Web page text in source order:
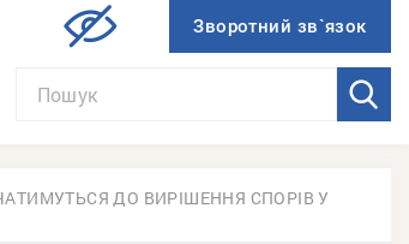
ДО ВИРІШЕННЯ СПОРІВ У